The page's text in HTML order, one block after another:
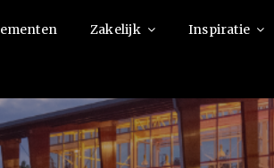
Zakelijk Inspiratie